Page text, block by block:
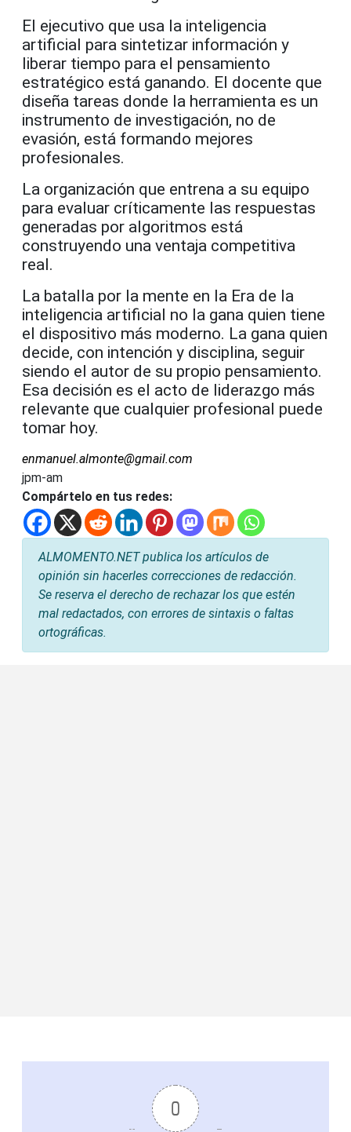
El ejecutivo que usa la inteligencia
artificial para sintetizar información y
liberar tiempo para el pensamiento
estratégico está ganando. El docente que
diseña tareas donde la herramienta es un
instrumento de investigación, no de
evasión, está formando mejores
profesionales.
La organización que entrena a su equipo
para evaluar críticamente las respuestas
generadas por algoritmos está
construyendo una ventaja competitiva
real.
La batalla por la mente en la Era de la
inteligencia artificial no la gana quien tiene
el dispositivo más moderno. La gana quien
decide, con intención y disciplina, seguir
siendo el autor de su propio pensamiento.
Esa decisión es el acto de liderazgo más
relevante que cualquier profesional puede
tomar hoy.
enmanuel.almonte@gmail.com
jpm-am
Compártelo en tus redes:
ALMOMENTO.NET publica los artículos de
opinión sin hacerles correcciones de redacción.
Se reserva el derecho de rechazar los que estén
mal redactados, con errores de sintaxis o faltas
ortográficas.
0